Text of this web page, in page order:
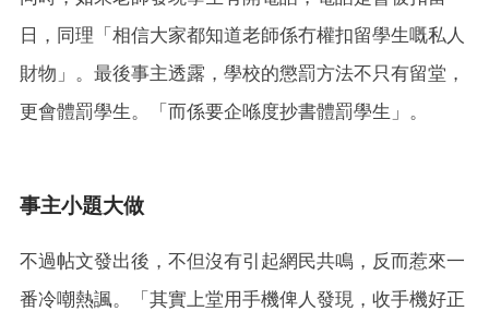
日，同理「相信大家都知道老師係冇權扣留學生嘅私人
財物」。最後事主透露，學校的懲罰方法不只有留堂，
更會體罰學生。「而係要企喺度抄書體罰學生」。
事主小題大做
不過帖文發出後，不但沒有引起網民共鳴，反而惹來一
番冷嘲熱諷。「其實上堂用手機俾人發現，收手機好正